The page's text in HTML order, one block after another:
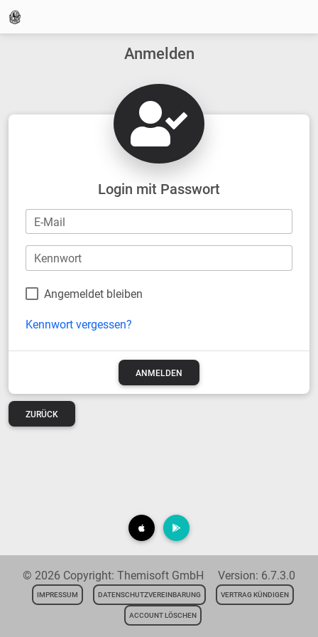
Anmelden
Login mit Passwort
E-Mail
Kennwort
Angemeldet bleiben
Kennwort vergessen?
ZURÜCK
© 2026 Copyright: Themisoft GmbH Version: 6.7.3.0
IMPRESSUM DATENSCHUTZVEREINBARUNG VERTRAG KÜNDIGEN
ACCOUNT LÖSCHEN